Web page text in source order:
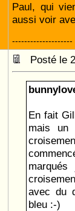
Paul, qui
aussi voir
--------------------
Posté le
En fait
mais un
avec du
bleu :-)